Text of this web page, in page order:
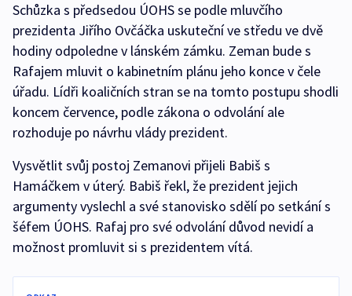
Schůzka s předsedou ÚOHS se podle mluvčího
prezidenta Jiřího Ovčáčka uskuteční ve středu ve dvě
hodiny odpoledne v lánském zámku. Zeman bude s
Rafajem mluvit o kabinetním plánu jeho konce v čele
úřadu. Lídři koaličních stran se na tomto postupu shodli
koncem července, podle zákona o odvolání ale
rozhoduje po návrhu vlády prezident.
Vysvětlit svůj postoj Zemanovi přijeli Babiš s
Hamáčkem v úterý. Babiš řekl, že prezident jejich
argumenty vyslechl a své stanovisko sdělí po setkání s
šéfem ÚOHS. Rafaj pro své odvolání důvod nevidí a
možnost promluvit si s prezidentem vítá.